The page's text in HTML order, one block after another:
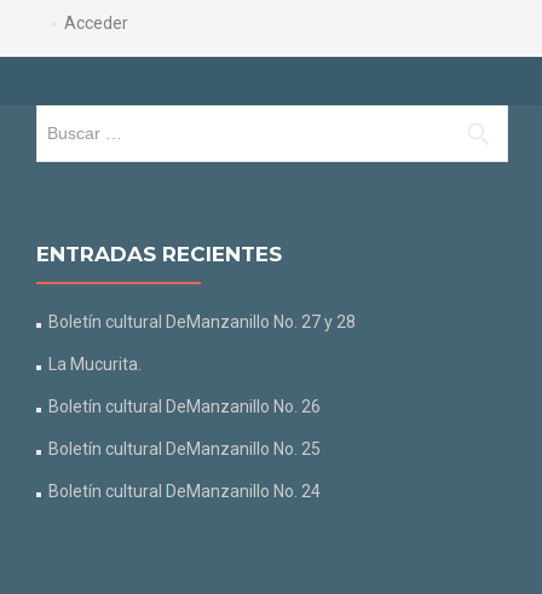
Acceder
ENTRADAS RECIENTES
Boletín cultural DeManzanillo No. 27 y 28
La Mucurita.
Boletín cultural DeManzanillo No. 26
Boletín cultural DeManzanillo No. 25
Boletín cultural DeManzanillo No. 24